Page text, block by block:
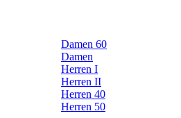
Damen 60
Damen
Herren I
Herren II
Herren 40
Herren 50